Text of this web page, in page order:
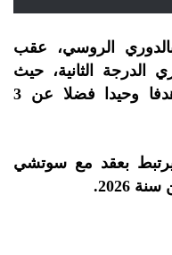
الروسي، عقب
الثانية، حيث
شارك في 11 مباراة وسجل هدفا وحيدا فضلا عن 3
بعقد مع سوتشي